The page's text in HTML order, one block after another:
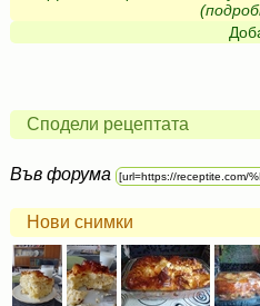
Сподели рецептата
Във форума
Нови снимки